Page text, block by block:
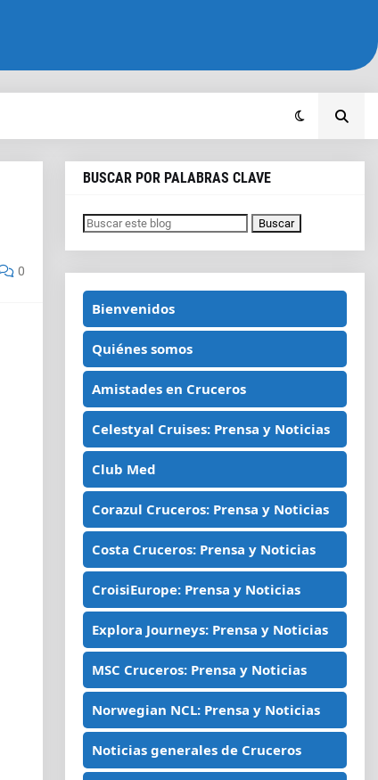
0
BUSCAR POR PALABRAS CLAVE
Bienvenidos
Quiénes somos
Amistades en Cruceros
Celestyal Cruises: Prensa y Noticias
Club Med
Corazul Cruceros: Prensa y Noticias
Costa Cruceros: Prensa y Noticias
CroisiEurope: Prensa y Noticias
Explora Journeys: Prensa y Noticias
MSC Cruceros: Prensa y Noticias
Norwegian NCL: Prensa y Noticias
Noticias generales de Cruceros